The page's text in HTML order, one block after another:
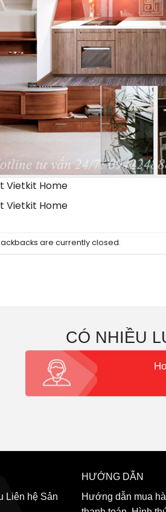
Vietkit Home
Vietkit Home
are currently closed.
CÓ NHIỀU
Liên hệ Sản
HƯỚNG DẪN
Hướng dẫn mua